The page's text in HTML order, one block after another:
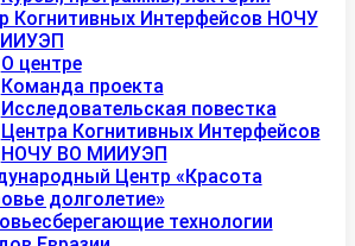
Когнитивных Интерфейсов НОЧУ
О центре
Команда проекта
Исследовательская повестка
Центра Когнитивных Интерфейсов
НОЧУ ВО МИИУЭП
Центр «Красота
долголетие»
технологии